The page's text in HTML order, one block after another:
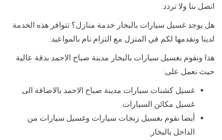
اتصل بنا ولا تردد.
هل يوجد غسيل سيارات بالبخار خدمة منازل؟ تتوافر هذه الخدمة
لدينا ونقدمها لكم في المنزل مع التزام تام بالمواعيد.
هذا ونقوم بغسيل سيارات بالبخار مدينة صباح الاحمد بدقة عالية
حيث نعمل على:
غسيل كشنات سيارات مدينة صباح الاحمد بالاضافة الى
غسيل مكائن السيارات.
أيضا نقوم بغسيل زنجات سيارات وغسيل سيارات من
الداخل بالبخار.